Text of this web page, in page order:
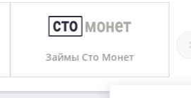
Займы Сто Монет